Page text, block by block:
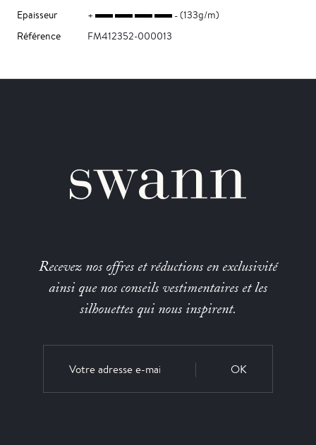
Epaisseur
(133g/m)
Référence
FM412352-000013
Recevez nos offres et réductions en exclusivité
ainsi que nos conseils vestimentaires et les
silhouettes qui nous inspirent.
OK